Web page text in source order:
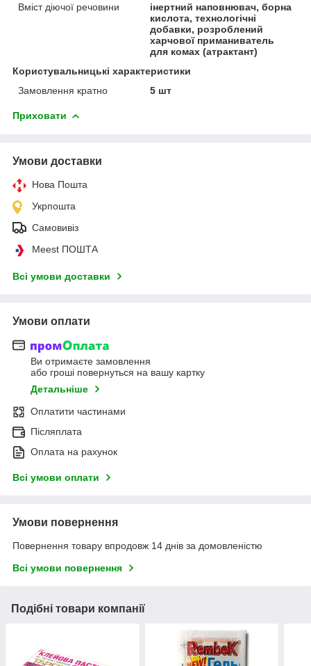
Вміст діючої речовини
інертний наповнювач, борна
кислота, технологічні
добавки, розроблений
харчової приманиватель
для комах (атрактант)
Користувальницькі характеристики
Замовлення кратно
5 шт
Приховати
Умови доставки
Нова Пошта
Укрпошта
Самовивіз
Meest ПОШТА
Всі умови доставки
Умови оплати
Ви отримаєте замовлення
або гроші повернуться на вашу картку
Детальніше
Оплатити частинами
Післяплата
Оплата на рахунок
Всі умови оплати
Умови повернення
Повернення товару впродовж 14 днів за домовленістю
Всі умови повернення
Подібні товари компанії